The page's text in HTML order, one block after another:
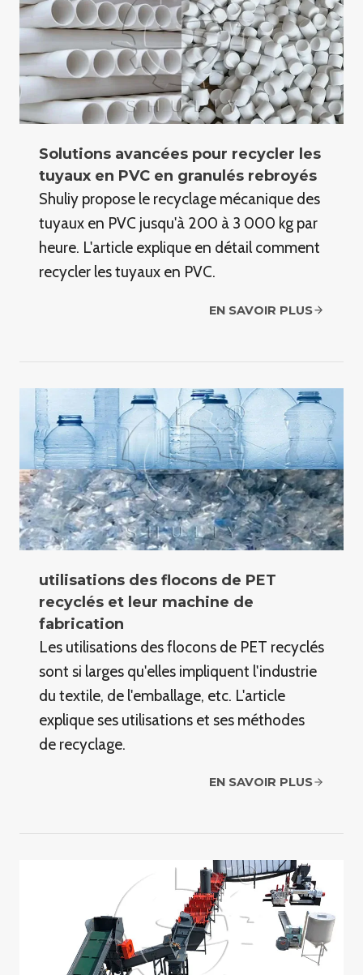
Solutions avancées pour recycler les
tuyaux en PVC en granulés rebroyés
Shuliy propose le recyclage mécanique des
tuyaux en PVC jusqu'à 200 à 3 000 kg par
heure. L'article explique en détail comment
recycler les tuyaux en PVC.
EN SAVOIR PLUS
utilisations des flocons de PET
recyclés et leur machine de
fabrication
Les utilisations des flocons de PET recyclés
sont si larges qu'elles impliquent l'industrie
du textile, de l'emballage, etc. L'article
explique ses utilisations et ses méthodes
de recyclage.
EN SAVOIR PLUS